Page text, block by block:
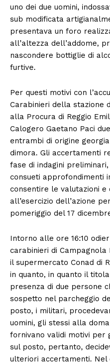
uno dei due uomini,
sub modificata
presentava un foro
all’altezza dell’addome,
nascondere bottiglie di
furtive.
Per questi motivi con
Carabinieri della stazione
alla Procura di Reggio
Calogero Gaetano Paci
entrambi di origine
dimora. Gli accertamenti
fase di indagini
consueti approfondimenti
consentire le valutazioni e
all’esercizio dell’azione
pomeriggio del 17
Intorno alle ore 16:10
carabinieri di
il supermercato Conad di
in quanto, in quanto il
presenza di due persone
sospetto nel parcheggio
posto, i militari,
uomini, gli stessi alla
fornivano validi motivi per
sul posto, pertanto,
ulteriori accertamenti. Nel